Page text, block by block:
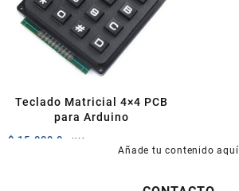
Teclado Matricial 4×4 PCB
para Arduino
$ 15.000,0 +IVA
Añade tu contenido aquí